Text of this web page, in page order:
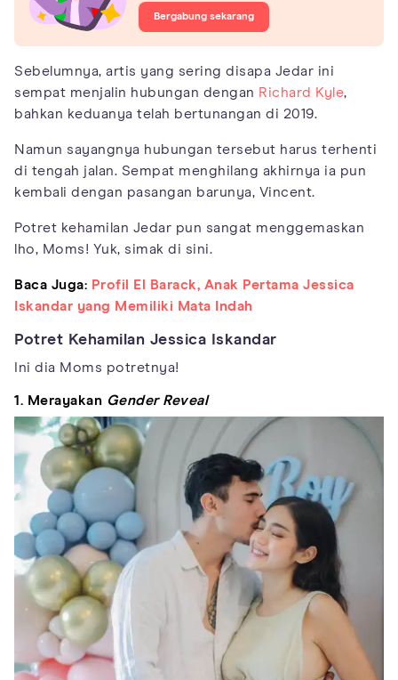
Bergabung sekarang
Sebelumnya, artis yang sering disapa Jedar ini
sempat menjalin hubungan dengan Richard Kyle,
bahkan keduanya telah bertunangan di 2019.
Namun sayangnya hubungan tersebut harus terhenti
di tengah jalan. Sempat menghilang akhirnya ia pun
kembali dengan pasangan barunya, Vincent.
Potret kehamilan Jedar pun sangat menggemaskan
lho, Moms! Yuk, simak di sini.
Baca Juga: Profil El Barack, Anak Pertama Jessica
Iskandar yang Memiliki Mata Indah
Potret Kehamilan Jessica Iskandar
Ini dia Moms potretnya!
1. Merayakan Gender Reveal